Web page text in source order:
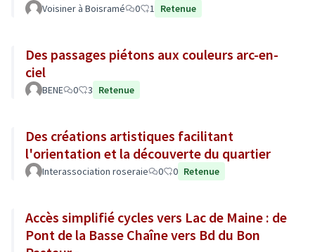
Voisiner à Boisramé 0 1 Retenue
Des passages piétons aux couleurs arc-en-
ciel
BENE 0 3 Retenue
Des créations artistiques facilitant
l'orientation et la découverte du quartier
Interassociation roseraie 0 0 Retenue
Accès simplifié cycles vers Lac de Maine : de
Pont de la Basse Chaîne vers Bd du Bon